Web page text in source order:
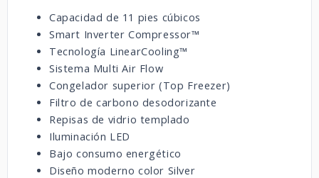
Capacidad de 11 pies cúbicos
Smart Inverter Compressor™
Tecnología LinearCooling™
Sistema Multi Air Flow
Congelador superior (Top Freezer)
Filtro de carbono desodorizante
Repisas de vidrio templado
Iluminación LED
Bajo consumo energético
Diseño moderno color Silver